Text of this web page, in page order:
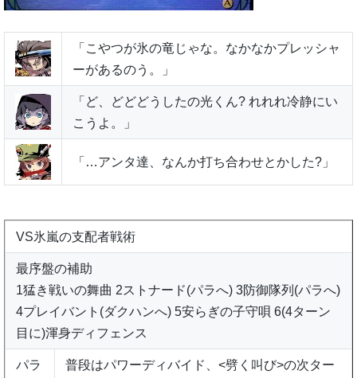
「こやつが氷の竜じゃな。なかなかプレッシャ
ーがあるのう。」
「ど、どどどうしたの光くん? れれれ冷静にい
こうよ。」
「…アンタ達、なんか打ち合わせとかした?」
VS氷嵐の支配者戦術
最序盤の補助
1猛き戦いの舞曲 2ストナード(パラへ) 3防御隊列(パラへ)
4プレイバント(ダクハンへ) 5安らぎの子守唄 6(4ターン
目に)渾身ディフェンス
パラ
普段はパワーディバイド、<劈く叫び>の次ター